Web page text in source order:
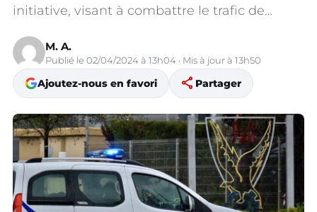
initiative, visant à combattre le trafic de…
M. A.
Publié le 02/04/2024 à 13h04 · Mis à jour à 13h50
Ajoutez-nous en favori share Partager